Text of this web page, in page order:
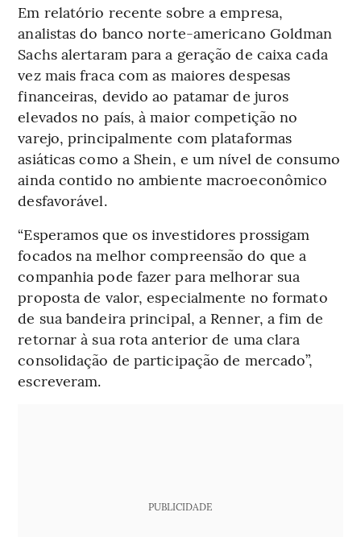
Em relatório recente sobre a empresa,
analistas do banco norte-americano Goldman
Sachs alertaram para a geração de caixa cada
vez mais fraca com as maiores despesas
financeiras, devido ao patamar de juros
elevados no país, à maior competição no
varejo, principalmente com plataformas
asiáticas como a Shein, e um nível de consumo
ainda contido no ambiente macroeconômico
desfavorável.
“Esperamos que os investidores prossigam
focados na melhor compreensão do que a
companhia pode fazer para melhorar sua
proposta de valor, especialmente no formato
de sua bandeira principal, a Renner, a fim de
retornar à sua rota anterior de uma clara
consolidação de participação de mercado”,
escreveram.
PUBLICIDADE